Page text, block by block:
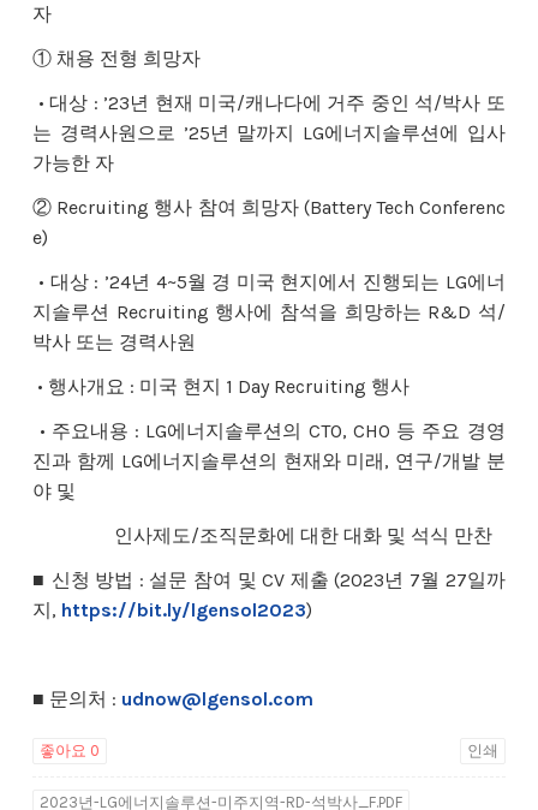
자
① 채용 전형 희망자
• 대상 : ’23년 현재 미국/캐나다에 거주 중인 석/박사 또
는 경력사원으로 ’25년 말까지 LG에너지솔루션에 입사
가능한 자
② Recruiting 행사 참여 희망자 (Battery Tech Conferenc
e)
• 대상 : ’24년 4~5월 경 미국 현지에서 진행되는 LG에너
지솔루션 Recruiting 행사에 참석을 희망하는 R&D 석/
박사 또는 경력사원
• 행사개요 : 미국 현지 1 Day Recruiting 행사
• 주요내용 : LG에너지솔루션의 CTO, CHO 등 주요 경영
진과 함께 LG에너지솔루션의 현재와 미래, 연구/개발 분
야 및
인사제도/조직문화에 대한 대화 및 석식 만찬
■ 신청 방법 : 설문 참여 및 CV 제출 (2023년 7월 27일까
지, https://bit.ly/lgensol2023)
■ 문의처 : udnow@lgensol.com
좋아요 0 인쇄
2023년-LG에너지솔루션-미주지역-RD-석박사_F.PDF